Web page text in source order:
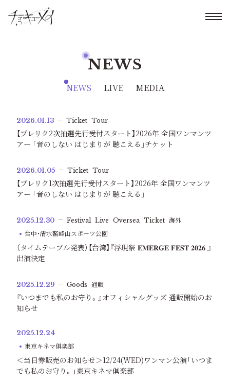
NEWS
NEWS LIVE MEDIA
2026.01.13 Ticket Tour
【プレリク2次抽選先行受付スタート】2026年 全国ワンマンツ
アー ｢音のしない はじまりが 聴こえる｣チケット
2026.01.05 Ticket Tour
【プレリク1次抽選先行受付スタート】2026年 全国ワンマンツ
アー ｢音のしない はじまりが 聴こえる｣
2025.12.30 Festival Live Oversea Ticket 海外
台中・清水鰲峰山スポーツ公園
（タイムテーブル発表）【台湾】『浮現祭 𝐄𝐌𝐄𝐑𝐆𝐄 𝐅𝐄𝐒𝐓 𝟐𝟎𝟐𝟔 』
出演決定
2025.12.29 Goods 通販
『いつまでも私のお守り。』オフィシャルグッズ 通販開始のお
知らせ
2025.12.24
東京キネマ俱楽部
＜当日券販売のお知らせ＞12/24(WED)ワンマン公演「いつま
でも私のお守り。」東京キネマ俱楽部